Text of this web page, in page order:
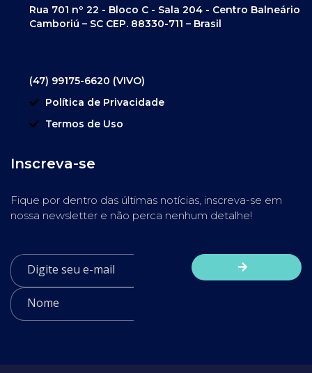
Rua 701 nº 22 - Bloco C - Sala 204 - Centro Balneário
Camboriú – SC CEP. 88330-711 – Brasil
(47) 99175-6620 (VIVO)
Política de Privacidade
Termos de Uso
Inscreva-se
Fique por dentro das últimas notícias, inscreva-se em
nossa newsletter e não perca nenhum detalhe!